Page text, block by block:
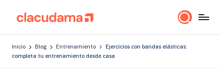
Saltar
contenido
a
c
Inicio Blog Entrenamiento
Ejercicios con bandas elásticas:
completa tu entrenamiento desde casa